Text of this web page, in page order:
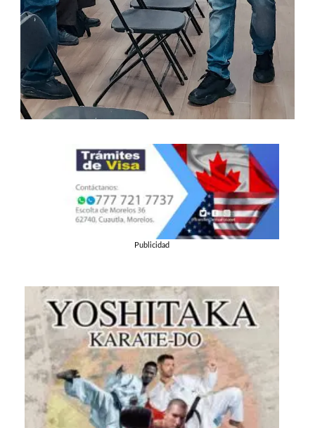
Publicidad